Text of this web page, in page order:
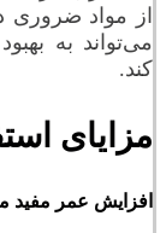
از مواد ضروری
می‌تواند به
کند.
مزایای
افزایش عمر مفید